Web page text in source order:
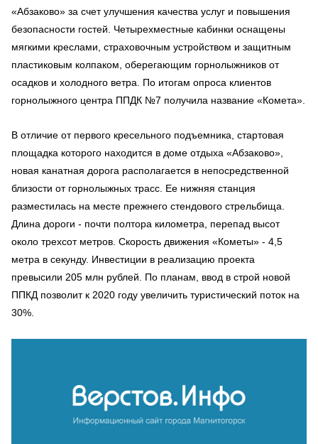
«Абзаково» за счет улучшения качества услуг и повышения
безопасности гостей. Четырехместные кабинки оснащены
мягкими креслами, страховочным устройством и защитным
пластиковым колпаком, оберегающим горнолыжников от
осадков и холодного ветра. По итогам опроса клиентов
горнолыжного центра ППДК №7 получила название «Комета».
В отличие от первого кресельного подъемника, стартовая
площадка которого находится в доме отдыха «Абзаково»,
новая канатная дорога располагается в непосредственной
близости от горнолыжных трасс. Ее нижняя станция
разместилась на месте прежнего стендового стрельбища.
Длина дороги - почти полтора километра, перепад высот
около трехсот метров. Скорость движения «Кометы» - 4,5
метра в секунду. Инвестиции в реализацию проекта
превысили 205 млн рублей. По планам, ввод в строй новой
ППКД позволит к 2020 году увеличить туристический поток на
30%.